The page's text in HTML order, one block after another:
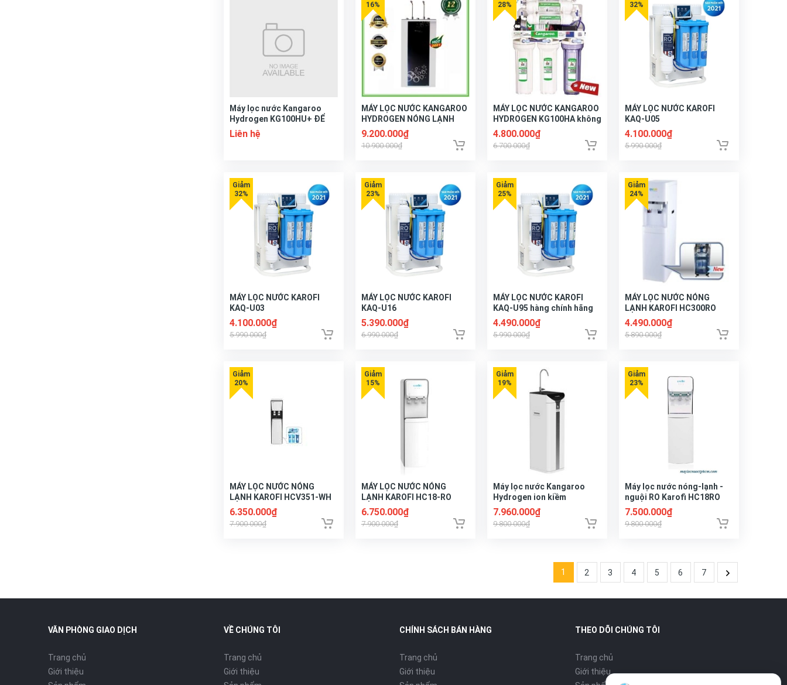
Máy lọc nước Kangaroo
Hydrogen KG100HU+ ĐỂ
BÀN
Liên hệ
MÁY LỌC NƯỚC KANGAROO
HYDROGEN NÓNG LẠNH
KG10A5
9.200.000₫
10.900.000₫
MÁY LỌC NƯỚC KANGAROO
HYDROGEN KG100HA không
tủ
4.800.000₫
6.700.000₫
MÁY LỌC NƯỚC KAROFI
KAQ-U05
4.100.000₫
5.990.000₫
MÁY LỌC NƯỚC KAROFI
KAQ-U03
4.100.000₫
5.990.000₫
MÁY LỌC NƯỚC KAROFI
KAQ-U16
5.390.000₫
6.990.000₫
MÁY LỌC NƯỚC KAROFI
KAQ-U95 hàng chính hãng
4.490.000₫
5.990.000₫
MÁY LỌC NƯỚC NÓNG
LẠNH KAROFI HC300RO
4.490.000₫
5.890.000₫
MÁY LỌC NƯỚC NÓNG
LẠNH KAROFI HCV351-WH
6.350.000₫
7.900.000₫
MÁY LỌC NƯỚC NÓNG
LẠNH KAROFI HC18-RO
6.750.000₫
7.900.000₫
Máy lọc nước Kangaroo
Hydrogen ion kiềm
KG100ES1
7.960.000₫
9.800.000₫
Máy lọc nước nóng-lạnh -
nguội RO Karofi HC18RO
7.500.000₫
9.800.000₫
1 2 3 4 5 6 7
VĂN PHÒNG GIAO DỊCH
Trang chủ
Giới thiệu
VỀ CHÚNG TÔI
Trang chủ
Giới thiệu
CHÍNH SÁCH BÁN HÀNG
Trang chủ
Giới thiệu
THEO DÕI CHÚNG TÔI
Trang chủ
Giới thiệu